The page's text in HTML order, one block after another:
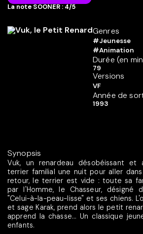
La note SOONER : 4/5
Genres
#Jeunesse
#Animation
Durée (en
79
Versions
VF
Année de
1993
Synopsis
Vuk, un renardeau désobéissant et
terrier familial une nuit pour aller
retour, le terrier est vide : toute sa
par l'Homme, le Chasseur, désigné
"Celui-à-la-peau-lisse" et ses chiens.
et sage Karak, prend alors le petit
apprend la chasse... Un classique
enfants.